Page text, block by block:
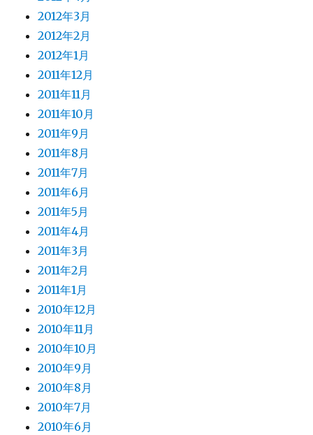
2012年3月
2012年2月
2012年1月
2011年12月
2011年11月
2011年10月
2011年9月
2011年8月
2011年7月
2011年6月
2011年5月
2011年4月
2011年3月
2011年2月
2011年1月
2010年12月
2010年11月
2010年10月
2010年9月
2010年8月
2010年7月
2010年6月